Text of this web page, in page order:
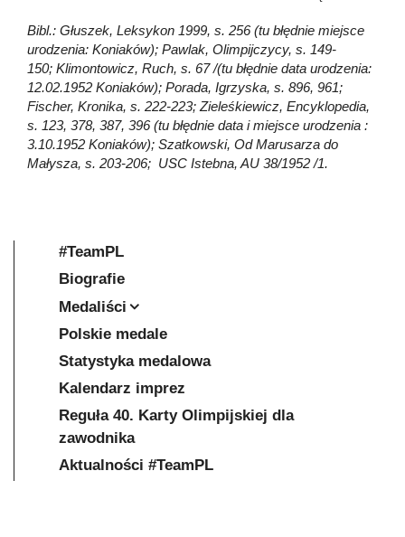
Bibl.: Głuszek, Leksykon 1999, s. 256 (tu błędnie miejsce
urodzenia: Koniaków); Pawlak, Olimpijczycy, s. 149-
150; Klimontowicz, Ruch, s. 67 /(tu błędnie data urodzenia:
12.02.1952 Koniaków); Porada, Igrzyska, s. 896, 961;
Fischer, Kronika, s. 222-223; Zieleśkiewicz, Encyklopedia,
s. 123, 378, 387, 396 (tu błędnie data i miejsce urodzenia :
3.10.1952 Koniaków); Szatkowski, Od Marusarza do
Małysza, s. 203-206; USC Istebna, AU 38/1952 /1.
#TeamPL
Biografie
Medaliści
Polskie medale
Statystyka medalowa
Kalendarz imprez
Reguła 40. Karty Olimpijskiej dla
zawodnika
Aktualności #TeamPL